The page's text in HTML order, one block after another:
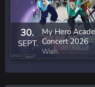
30.
SEPT.
My Hero
Concert 2026
Wien